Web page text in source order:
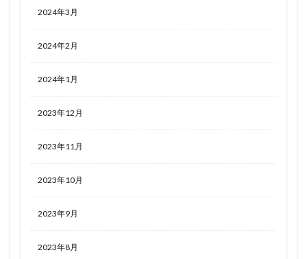
2024年3月
2024年2月
2024年1月
2023年12月
2023年11月
2023年10月
2023年9月
2023年8月